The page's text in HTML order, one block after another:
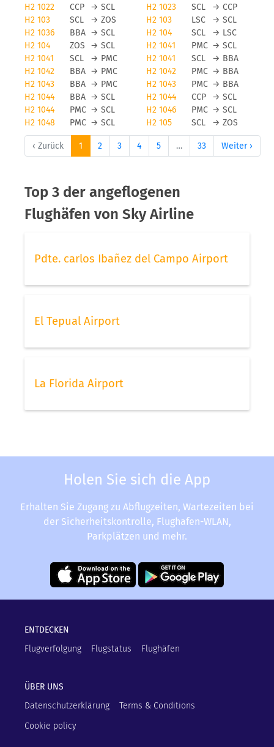
H2 1022
CCP → SCL H2 1023 SCL → CCP
H2 103
SCL → ZOS H2 103 LSC → SCL
H2 1036
BBA → SCL H2 104 SCL → LSC
H2 104
ZOS → SCL H2 1041 PMC → SCL
H2 1041
SCL → PMC H2 1041 SCL → BBA
H2 1042
BBA → PMC H2 1042 PMC → BBA
H2 1043
BBA → PMC H2 1043 PMC → BBA
H2 1044
BBA → SCL H2 1044 CCP → SCL
H2 1044
PMC → SCL H2 1046 PMC → SCL
H2 1048
PMC → SCL H2 105 SCL → ZOS
‹ Zurück 1 2 3 4 5 … 33 Weiter ›
Top 3 der angeflogenen
Flughäfen von Sky Airline
Pdte. carlos Ibañez del Campo Airport
El Tepual Airport
La Florida Airport
Holen Sie sich die App
Erhalten Sie Zugang zu Abflugzeiten, Wartezeiten bei
der Sicherheitskontrolle, Flughafen-WLAN,
Parkplätzen und mehr.
ENTDECKEN
Flugverfolgung
Flugstatus Flughäfen
ÜBER UNS
Datenschutzerklärung
Terms & Conditions
Cookie policy